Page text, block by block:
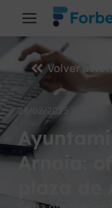
Volver a
28/02/2025
Arnoia:
plaza